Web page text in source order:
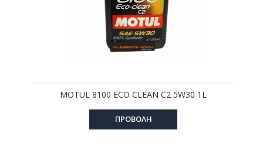
MOTUL 8100 ECO CLEAN C2 5W30 1L
ΠΡΟΒΟΛΗ